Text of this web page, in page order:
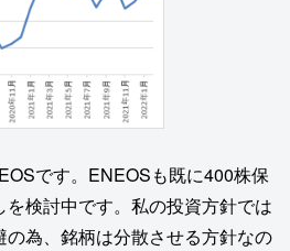
です。ENEOSも既に400株保
検討中です。私の投資方針では
為、銘柄は分散させる方針なの